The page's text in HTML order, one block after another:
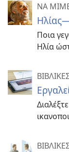
ΝΑ
Ποια
Ηλία